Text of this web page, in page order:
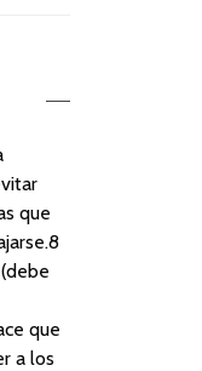
que
que
a los